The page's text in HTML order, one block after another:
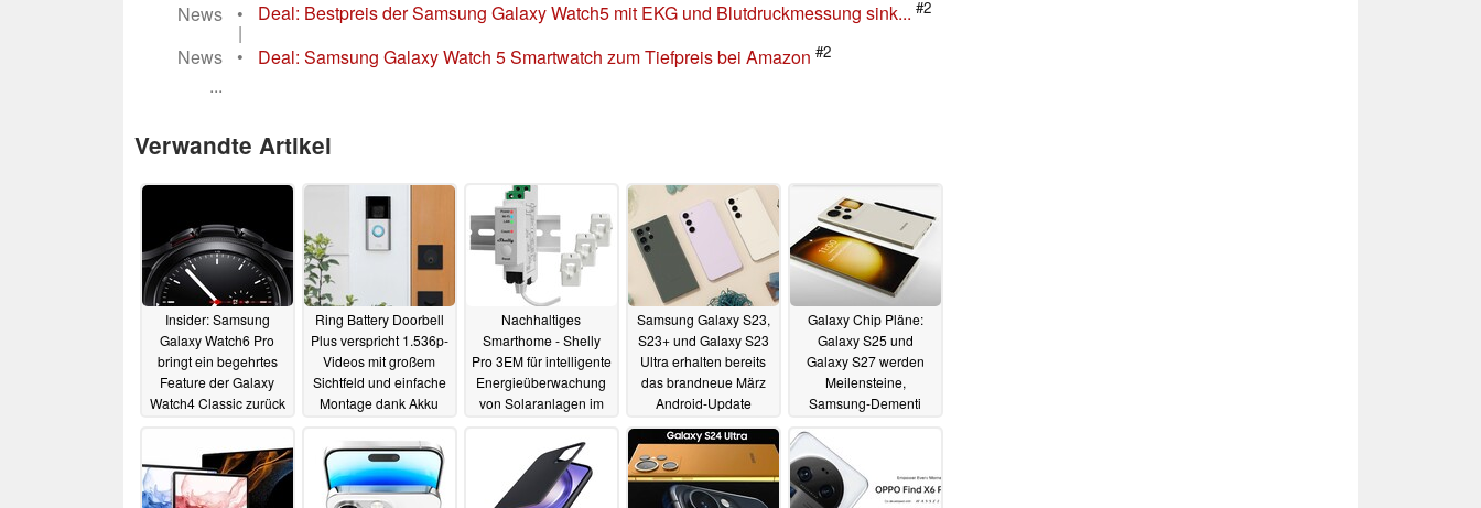
News
• Deal: Bestpreis der Samsung Galaxy Watch5 mit EKG und Blutdruckmessung sink... #2
|
News
• Deal: Samsung Galaxy Watch 5 Smartwatch zum Tiefpreis bei Amazon #2
...
Verwandte Artikel
Insider: Samsung
Galaxy Watch6 Pro
bringt ein begehrtes
Feature der Galaxy
Watch4 Classic zurück
Ring Battery Doorbell
Plus verspricht 1.536p-
Videos mit großem
Sichtfeld und einfache
Montage dank Akku
Nachhaltiges
Smarthome - Shelly
Pro 3EM für intelligente
Energieüberwachung
von Solaranlagen im
Samsung Galaxy S23,
S23+ und Galaxy S23
Ultra erhalten bereits
das brandneue März
Android-Update
07.03.2023
Galaxy Chip Pläne:
Galaxy S25 und
Galaxy S27 werden
Meilensteine,
Samsung-Dementi